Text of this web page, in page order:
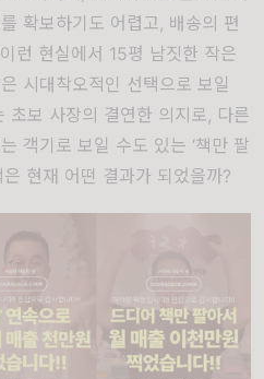
확보하기도 어렵고, 배송의 편
이런 현실에서 15평 남짓한 작은
시대착오적인 선택으로 보일
초보 사장의 결연한 의지로, 다른
객기로 보일 수도 있는 ‘책만 팔
은 현재 어떤 결과가 되었을까?